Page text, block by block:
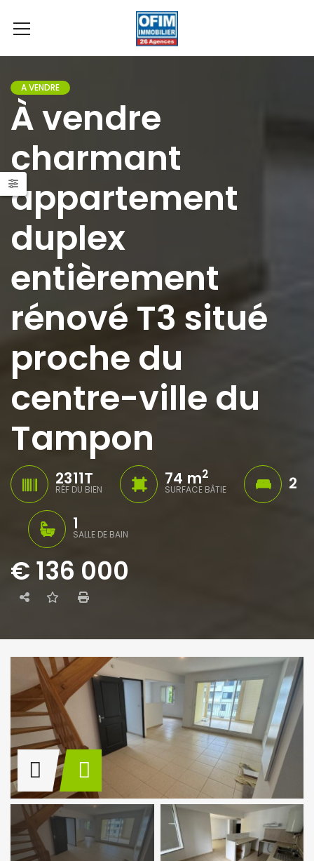
A VENDRE
À vendre
charmant
appartement
duplex
entièrement
rénové T3 situé
proche du
centre-ville du
Tampon
2311T
RÉF DU BIEN
74 m2
SURFACE BÂTIE
2
1
SALLE DE BAIN
€ 136 000